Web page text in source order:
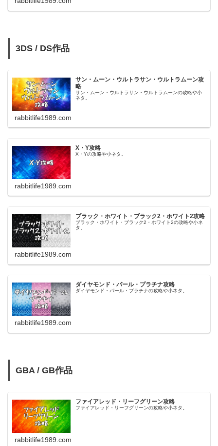
3DS / DS作品
サン・ムーン・ウルトラサン・ウルトラムーン攻
略
サン・ムーン・ウルトラサン・ウルトラムーンの攻略や小
ネタ。
rabbitlife1989.com
X・Y攻略
X・Yの攻略や小ネタ。
rabbitlife1989.com
ブラック・ホワイト・ブラック2・ホワイト2攻略
ブラック・ホワイト・ブラック2・ホワイト2の攻略や小ネ
タ。
rabbitlife1989.com
ダイヤモンド・パール・プラチナ攻略
ダイヤモンド・パール・プラチナの攻略や小ネタ。
rabbitlife1989.com
GBA / GB作品
ファイアレッド・リーフグリーン攻略
ファイアレッド・リーフグリーンの攻略や小ネタ。
rabbitlife1989.com